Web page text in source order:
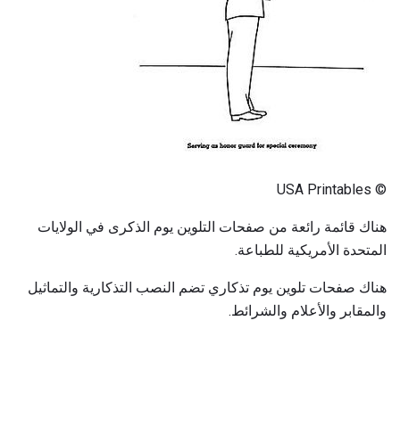
© USA Printables
هناك قائمة رائعة من صفحات التلوين يوم الذكرى في الولايات
المتحدة الأمريكية للطباعة.
هناك صفحات تلوين يوم تذكاري تضم النصب التذكارية والتماثيل
والمقابر والأعلام والشرائط.